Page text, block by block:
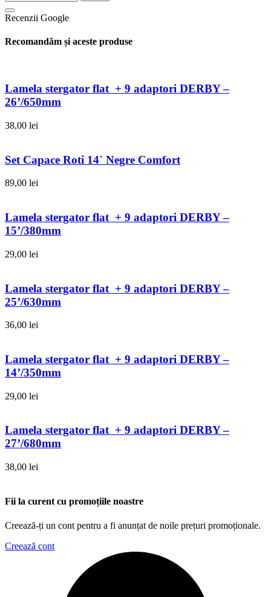
Recenzii Google
Recomandăm și aceste produse
Lamela stergator flat + 9 adaptori DERBY –
26’/650mm
38,00 lei
Set Capace Roti 14` Negre Comfort
89,00 lei
Lamela stergator flat + 9 adaptori DERBY –
15’/380mm
29,00 lei
Lamela stergator flat + 9 adaptori DERBY –
25’/630mm
36,00 lei
Lamela stergator flat + 9 adaptori DERBY –
14’/350mm
29,00 lei
Lamela stergator flat + 9 adaptori DERBY –
27’/680mm
38,00 lei
Fii la curent cu promoțiile noastre
Creează-ți un cont pentru a fi anunțat de noile prețuri promoționale.
Creează cont